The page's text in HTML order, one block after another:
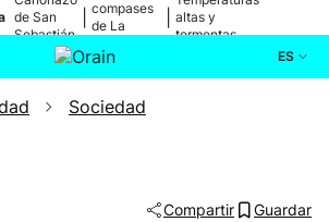
de San
Sebastián
compases
de La
altas y
tormentas
ES
Actualidad
Sociedad
Compartir Guardar